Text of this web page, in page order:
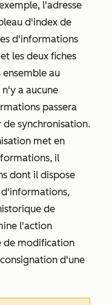
l'adresse
d'index de
d'informations
les deux fiches
au
a aucune
passera
synchronisation.
met en
il
dont il dispose
d'informations,
de
l'action
de modification
d'une